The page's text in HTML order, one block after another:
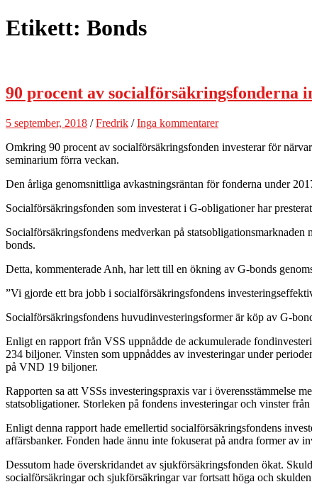
Etikett: Bonds
90 procent av socialförsäkringsfonderna
5 september, 2018 /Fredrik /Inga kommentarer
Omkring 90 procent av socialförsäkringsfonden investerar för
seminarium förra veckan.
Den årliga genomsnittliga avkastningsräntan för fonderna under
Socialförsäkringsfonden som investerat i G-obligationer har
Socialförsäkringsfondens medverkan på
bonds.
Detta, kommenterade Anh, har lett till en ökning av G-bonds
”Vi gjorde ett bra jobb i socialförsäkringsfondens
Socialförsäkringsfondens huvudinvesteringsformer är köp av G-
Enligt en rapport från VSS uppnådde de ackumulerade
234 biljoner. Vinsten som uppnåddes av investeringar under
på VND 19 biljoner.
Rapporten sa att VSSs investeringspraxis var i överensstämmelse
statsobligationer. Storleken på fondens investeringar och vinster
Enligt denna rapport hade emellertid socialförsäkringsfondens
affärsbanker. Fonden hade ännu inte fokuserat på andra former av
Dessutom hade överskridandet av sjukförsäkringsfonden ökat.
socialförsäkringar och sjukförsäkringar var fortsatt höga och